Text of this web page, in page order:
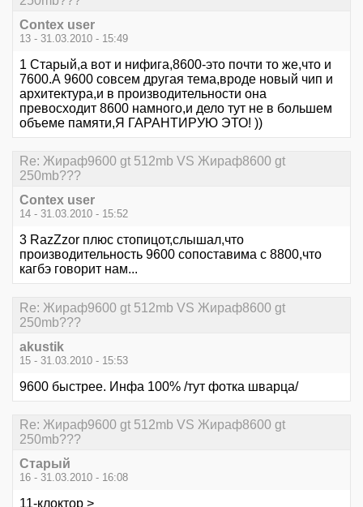
Contex user
13 - 31.03.2010 - 15:49
1 Старый,а вот и нифига,8600-это почти то же,что и
7600.А 9600 совсем другая тема,вроде новый чип и
архитектура,и в производительности она
превосходит 8600 намного,и дело тут не в большем
объеме памяти,Я ГАРАНТИРУЮ ЭТО! ))
Re: Жираф9600 gt 512mb VS Жираф8600 gt
250mb???
Contex user
14 - 31.03.2010 - 15:52
3 RazZzor плюс стопицот,слышал,что
производительность 9600 сопоставима с 8800,что
кагбэ говорит нам...
Re: Жираф9600 gt 512mb VS Жираф8600 gt
250mb???
akustik
15 - 31.03.2010 - 15:53
9600 быстрее. Инфа 100% /тут фотка шварца/
Re: Жираф9600 gt 512mb VS Жираф8600 gt
250mb???
Старый
16 - 31.03.2010 - 16:08
11-клоктор >